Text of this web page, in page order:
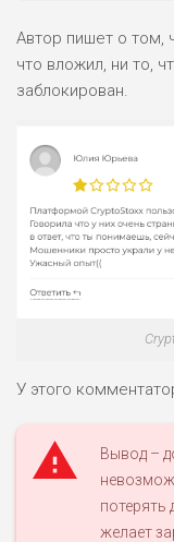
Автор пишет о том,
что вложил, ни то,
заблокирован.
У этого
Вывод –
потерять
желает